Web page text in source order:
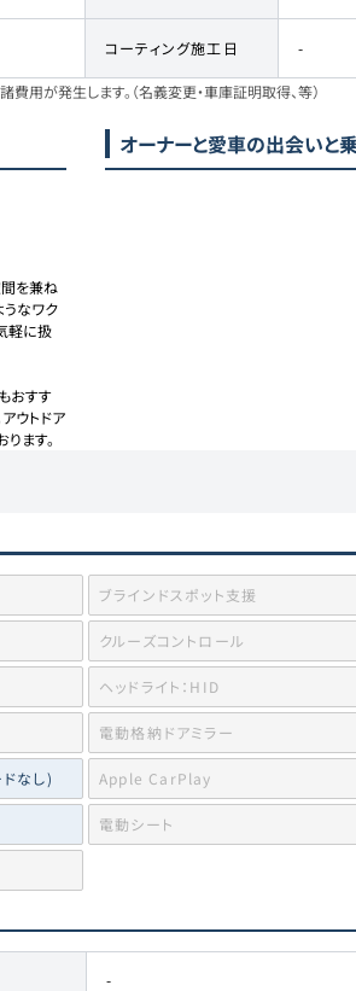
コーティング施工日 -
が発生します。（名義変更・車庫証明取得、等）
を兼ね
うなワク
軽に扱
おすす
ウトドア
オーナーと愛車の出会いと
ブラインドスポット支援
クルーズコントロール
ヘッドライト：HID
電動格納ドアミラー
なし) Apple CarPlay
電動シート
-